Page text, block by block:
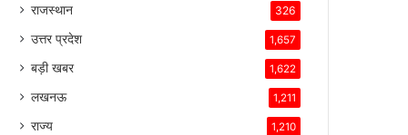
राजस्थान 326
उत्तर प्रदेश 1,657
बड़ी खबर 1,622
लखनऊ 1,211
राज्य 1,210